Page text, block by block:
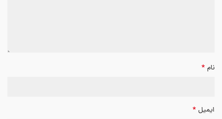
نام *
ایمیل *